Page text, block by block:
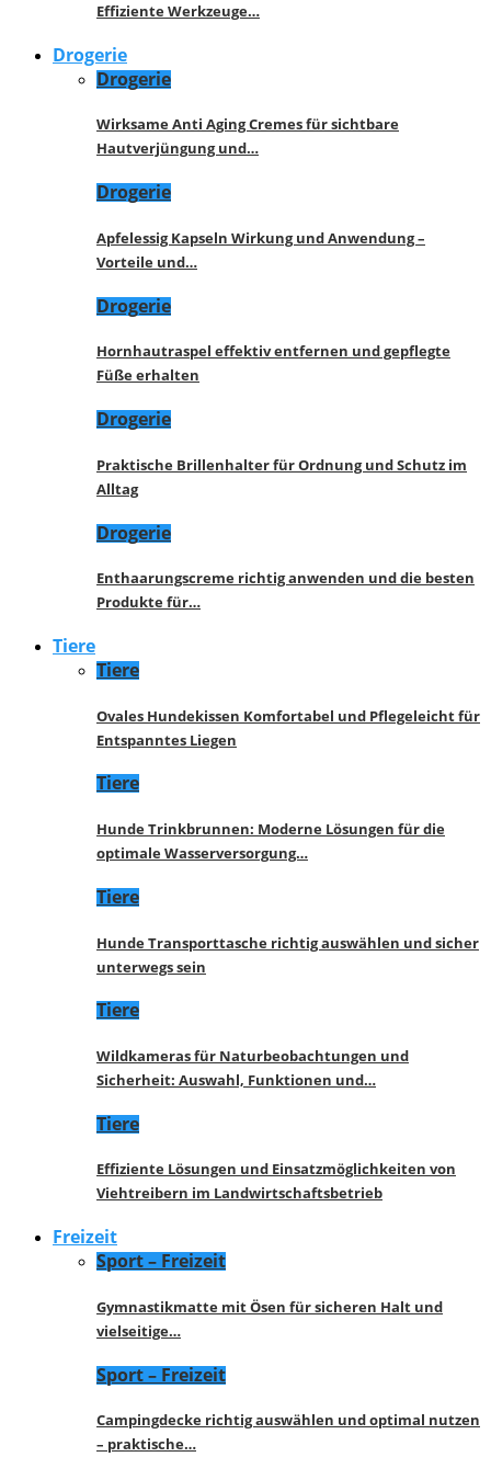
Effiziente Werkzeuge…
Drogerie
Drogerie
Wirksame Anti Aging Cremes für sichtbare
Hautverjüngung und…
Drogerie
Apfelessig Kapseln Wirkung und Anwendung –
Vorteile und…
Drogerie
Hornhautraspel effektiv entfernen und gepflegte
Füße erhalten
Drogerie
Praktische Brillenhalter für Ordnung und Schutz im
Alltag
Drogerie
Enthaarungscreme richtig anwenden und die besten
Produkte für…
Tiere
Tiere
Ovales Hundekissen Komfortabel und Pflegeleicht für
Entspanntes Liegen
Tiere
Hunde Trinkbrunnen: Moderne Lösungen für die
optimale Wasserversorgung…
Tiere
Hunde Transporttasche richtig auswählen und sicher
unterwegs sein
Tiere
Wildkameras für Naturbeobachtungen und
Sicherheit: Auswahl, Funktionen und…
Tiere
Effiziente Lösungen und Einsatzmöglichkeiten von
Viehtreibern im Landwirtschaftsbetrieb
Freizeit
Sport – Freizeit
Gymnastikmatte mit Ösen für sicheren Halt und
vielseitige…
Sport – Freizeit
Campingdecke richtig auswählen und optimal nutzen
– praktische…